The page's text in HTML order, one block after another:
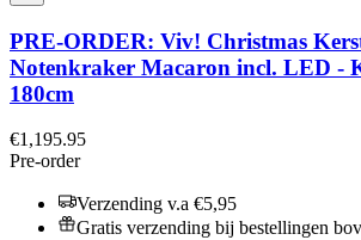
PRE-ORDER: Viv! Christmas
Notenkraker Macaron incl. LED -
180cm
€1,195.95
Pre-order
Verzending v.a €5,95
Gratis verzending bij bestellingen